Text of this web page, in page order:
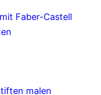
Faber-Castell
malen